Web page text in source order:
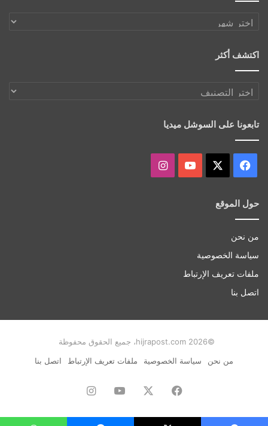
أرشيف
اكتشف أكثر
اكتشف
تابعونا على السوشل ميديا
فيسبوك ‫YouTubeانستقرام
حول الموقع
من نحن
سياسة الخصوصية
ملفات تعريف الإرتباط
اتصل بنا
©hijrapost.com 2026، جميع الحقوق محفوظة
من نحن
سياسة الخصوصية ملفات تعريف الإرتباط اتصل بنا
فيسبوك ‫YouTubeانستقرام